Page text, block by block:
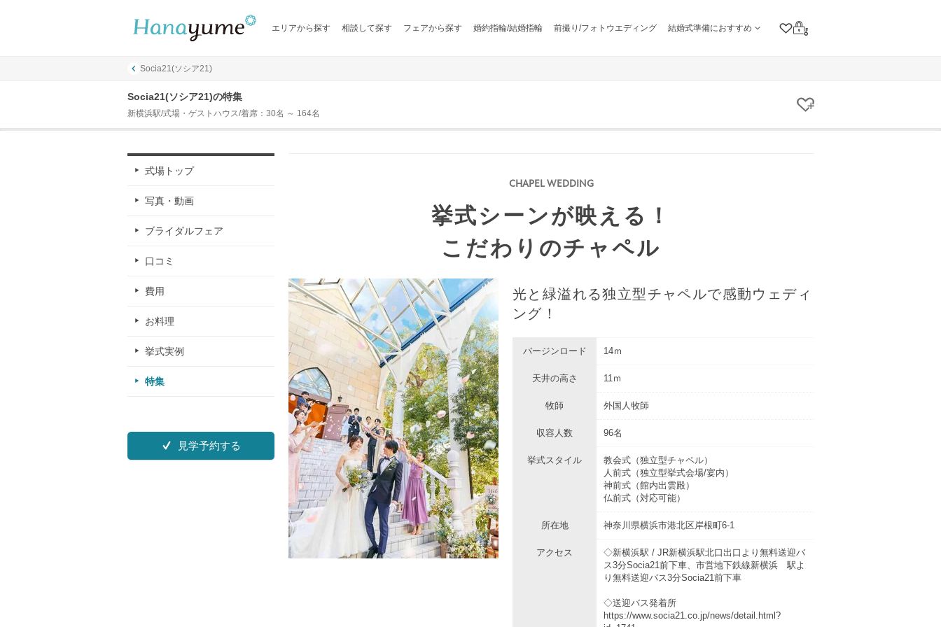
エリアから探す 相談して探す フェアから探す 婚約指輪/結婚指輪 前撮り/フォトウエディング 結婚式準備におすすめ
クリップリスト
ログイン
Socia21(ソシア21)
Socia21(ソシア21)の特集
新横浜駅/式場・ゲストハウス/着席：30名 ～ 164名 クリップする
式場トップ
写真・動画
ブライダルフェア
口コミ
費用
お料理
挙式実例
特集
見学予約する
挙式シーンが映える！
こだわりのチャペル
光と緑溢れる独立型チャペルで感動ウェディ
ング！
バージンロード 14ｍ
天井の高さ 11ｍ
牧師 外国人牧師
収容人数 96名
挙式スタイル
教会式（独立型チャペル）
人前式（独立型挙式会場/宴内）
神前式（館内出雲殿）
仏前式（対応可能）
所在地 神奈川県横浜市港北区岸根町6-1
アクセス
◇新横浜駅 / JR新横浜駅北口出口より無料送迎バ
ス3分Socia21前下車、市営地下鉄線新横浜 駅よ
り無料送迎バス3分Socia21前下車
◇送迎バス発着所
https://www.socia21.co.jp/news/detail.html?